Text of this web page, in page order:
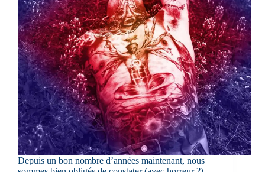
Depuis un bon nombre d’années maintenant, nous